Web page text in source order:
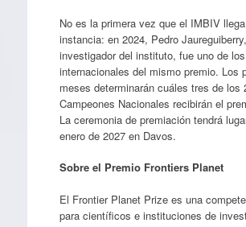
No es la primera vez que el IMBIV
instancia: en 2024, Pedro
investigador del instituto, fue uno de
internacionales del mismo premio. Los
meses determinarán cuáles tres de los
Campeones Nacionales recibirán el
La ceremonia de premiación tendrá
enero de 2027 en Davos.
Sobre el Premio Frontiers Planet
El Frontier Planet Prize es una
para científicos e instituciones de